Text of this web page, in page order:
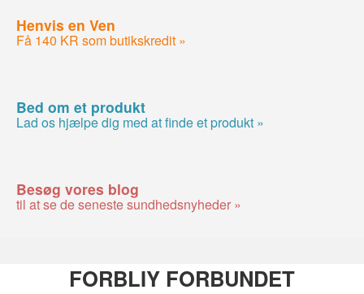
Henvis en Ven
Få 140 KR som butikskredit »
Bed om et produkt
Lad os hjælpe dig med at finde et produkt »
Besøg vores blog
til at se de seneste sundhedsnyheder »
FORBLIY FORBUNDET